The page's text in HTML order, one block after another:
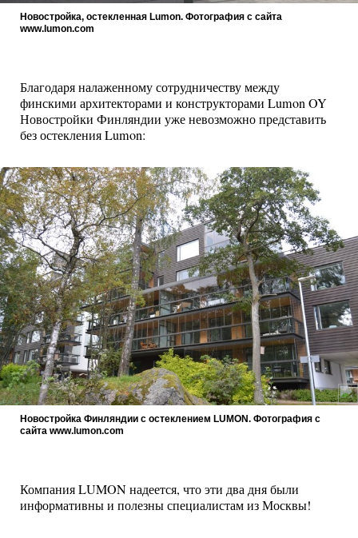
Новостройка, остекленная Lumon. Фотография с сайта
www.lumon.com
Благодаря налаженному сотрудничеству между
финскими архитекторами и конструкторами Lumon OY
Новостройки Финляндии уже невозможно представить
без остекления Lumon:
Новостройка Финляндии с остеклением LUMON. Фотография с
сайта www.lumon.com
Компания LUMON надеется, что эти два дня были
информативны и полезны специалистам из Москвы!